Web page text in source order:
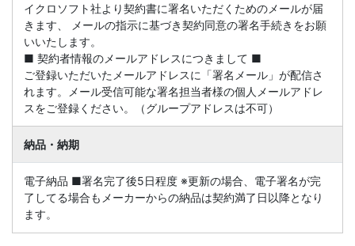
イクロソフト社より契約書に署名いただくためのメールが届
きます、 メールの指示に基づき契約同意の署名手続きをお願
いいたします。
■ 契約者情報のメールアドレスにつきまして ■
ご登録いただいたメールアドレスに「署名メール」が配信さ
れます。メール受信可能な署名担当者様の個人メールアドレ
スをご登録ください。（グループアドレスは不可）
納品・納期
電子納品 ■署名完了後5日程度 ※更新の場合、電子署名が完
了してる場合もメーカーからの納品は契約満了日以降となり
ます。